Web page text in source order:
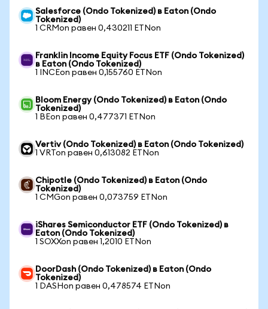
Salesforce (Ondo Tokenized) в Eaton (Ondo
Tokenized)
1 CRMon равен 0,430211 ETNon
Franklin Income Equity Focus ETF (Ondo Tokenized)
в Eaton (Ondo Tokenized)
1 INCEon равен 0,155760 ETNon
Bloom Energy (Ondo Tokenized) в Eaton (Ondo
Tokenized)
1 BEon равен 0,477371 ETNon
Vertiv (Ondo Tokenized) в Eaton (Ondo Tokenized)
1 VRTon равен 0,613082 ETNon
Chipotle (Ondo Tokenized) в Eaton (Ondo
Tokenized)
1 CMGon равен 0,073759 ETNon
iShares Semiconductor ETF (Ondo Tokenized) в
Eaton (Ondo Tokenized)
1 SOXXon равен 1,2010 ETNon
DoorDash (Ondo Tokenized) в Eaton (Ondo
Tokenized)
1 DASHon равен 0,478574 ETNon